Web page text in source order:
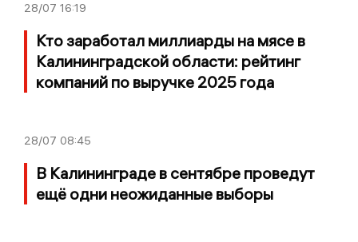
28/07 16:19
Кто заработал миллиарды на мясе в
Калининградской области: рейтинг
компаний по выручке 2025 года
28/07 08:45
В Калининграде в сентябре проведут
ещё одни неожиданные выборы